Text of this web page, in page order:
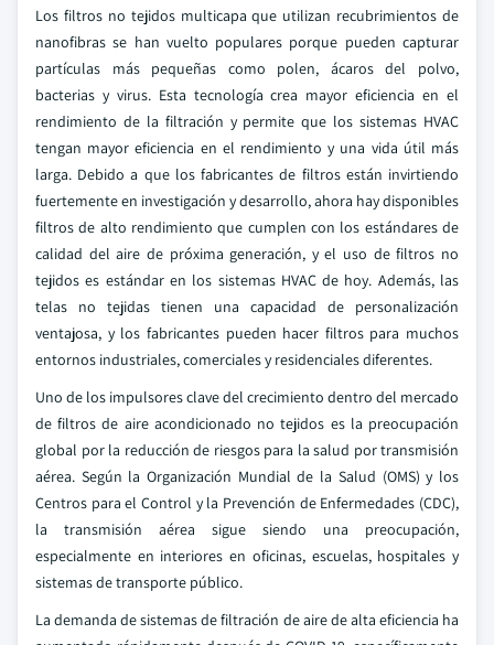
Los filtros no tejidos multicapa que utilizan recubrimientos de
nanofibras se han vuelto populares porque pueden capturar
partículas más pequeñas como polen, ácaros del polvo,
bacterias y virus. Esta tecnología crea mayor eficiencia en el
rendimiento de la filtración y permite que los sistemas HVAC
tengan mayor eficiencia en el rendimiento y una vida útil más
larga. Debido a que los fabricantes de filtros están invirtiendo
fuertemente en investigación y desarrollo, ahora hay disponibles
filtros de alto rendimiento que cumplen con los estándares de
calidad del aire de próxima generación, y el uso de filtros no
tejidos es estándar en los sistemas HVAC de hoy. Además, las
telas no tejidas tienen una capacidad de personalización
ventajosa, y los fabricantes pueden hacer filtros para muchos
entornos industriales, comerciales y residenciales diferentes.
Uno de los impulsores clave del crecimiento dentro del mercado
de filtros de aire acondicionado no tejidos es la preocupación
global por la reducción de riesgos para la salud por transmisión
aérea. Según la Organización Mundial de la Salud (OMS) y los
Centros para el Control y la Prevención de Enfermedades (CDC),
la transmisión aérea sigue siendo una preocupación,
especialmente en interiores en oficinas, escuelas, hospitales y
sistemas de transporte público.
La demanda de sistemas de filtración de aire de alta eficiencia ha